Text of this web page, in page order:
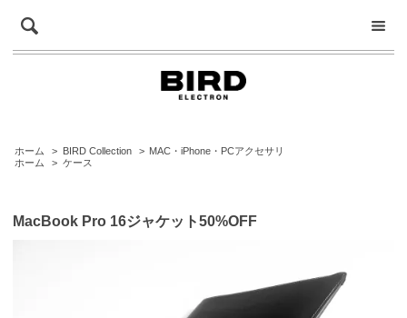
ホーム > BIRD Collection > MAC・iPhone・PCアクセサリ
ホーム
> ケース
MacBook Pro 16ジャケット50%OFF